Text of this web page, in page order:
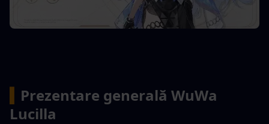
Prezentare generală WuWa
Lucilla